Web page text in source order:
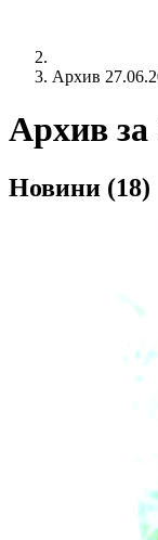
Архив
Архив за
Новини (18)